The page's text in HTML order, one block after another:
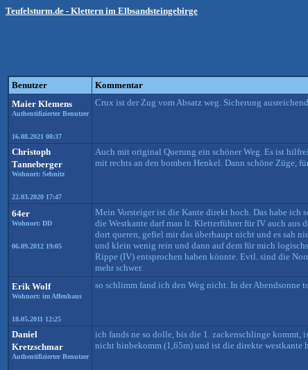
Teufelsturm.de - Klettern im Elbsandsteingebirge
Benutzer Kommentar
Maier Klemens
Authentifizierter Benutzer
16.08.2021 08:37
Crux ist der Zug vom Absatz weg. Sicherung
Christoph
Tanneberger
Wohnort: Sebnitz
22.03.2020 17:47
Auch mit original Querung ein schöner Weg. Es ist
mit rechts an den bomben Henkel. Dann schöne Züge,
64er
Wohnort: DD
06.09.2012 19:05
Mein Vorsteiger ist die Kante direkt hoch. Das habe ich
die Westkante darf man lt. Kletterführer für IV auch aus
dort queren, gefiel mir das überhaupt nicht und es sah
und klein wenig rein und dann auf dem für mich
Rippe (IV) entsprochen haben könnte. Evtl. sind die
mehr schwer.
Erik Wolf
Wohnort: im Affenhaus
18.05.2011 12:25
so schlimm fand ich den Weg nicht. In der Abendsonne
Daniel
Kretzschmar
Authentifizierter Benutzer
ich fands ne so dolle, bis die 1. zackenschlinge kommt,
nicht hinbekomm (1,65m) und ist die direkte westkante